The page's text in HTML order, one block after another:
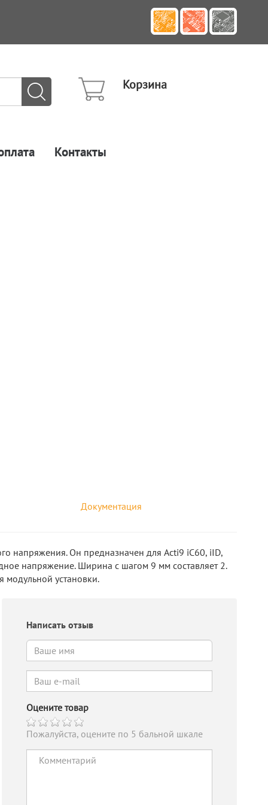
Корзина
Контакты
Документация
напряжения. Он предназначен для Acti9 iC60, iID,
напряжение. Ширина с шагом 9 мм составляет 2.
модульной установки.
Написать отзыв
Оцените товар
Пожалуйста, оцените по 5 бальной шкале